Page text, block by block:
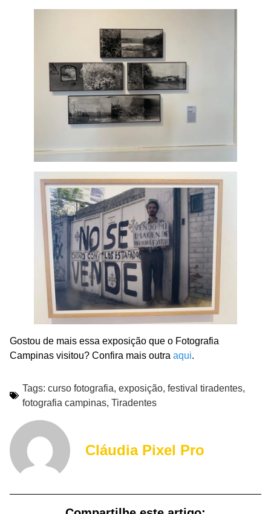
Gostou de mais essa exposição que o Fotografia
Campinas visitou? Confira mais outra aqui.
Tags: curso fotografia, exposição, festival tiradentes,
fotografia campinas, Tiradentes
Cláudia Pixel Pro